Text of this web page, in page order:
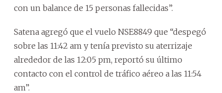
con un balance de 15 personas fallecidas”.
Satena agregó que el vuelo NSE8849 que “despegó
sobre las 11:42 am y tenía previsto su aterrizaje
alrededor de las 12:05 pm, reportó su último
contacto con el control de tráfico aéreo a las 11:54
am”.